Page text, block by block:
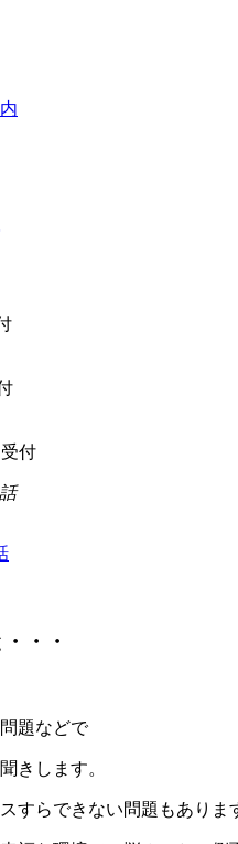
付
・・
題などで
きします。
すらできない問題もありま